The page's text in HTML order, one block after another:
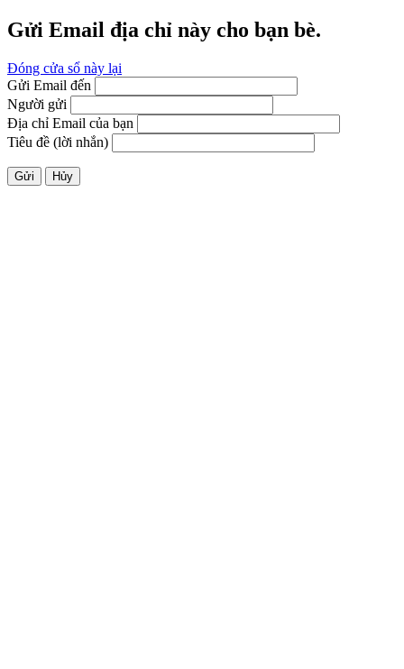
Gửi Email địa chỉ này cho bạn bè.
Đóng cửa sổ này lại
Gửi Email đến
Người gửi
Địa chỉ Email của bạn
Tiêu đề (lời nhắn)
Gửi Hủy